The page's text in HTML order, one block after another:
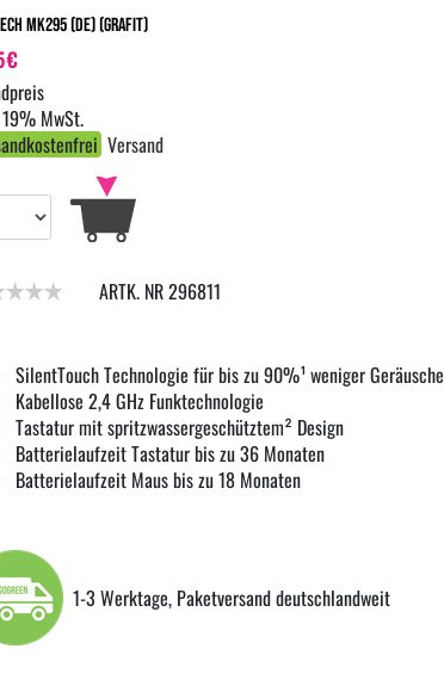
MK295 (DE) (grafit)
ARTK. NR 296811
SilentTouch Technologie für bis zu 90%¹ weniger Geräusche
Kabellose 2,4 GHz Funktechnologie
Tastatur mit spritzwassergeschütztem² Design
Batterielaufzeit Tastatur bis zu 36 Monaten
Batterielaufzeit Maus bis zu 18 Monaten
1-3 Werktage, Paketversand deutschlandweit
€
MwSt.
Versand